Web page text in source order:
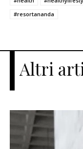
#resortananda
Altri